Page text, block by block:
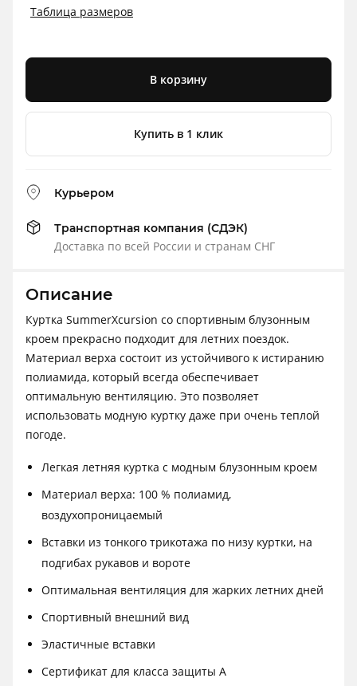
Таблица размеров
В корзину
Купить в 1 клик
Курьером
Транспортная компания (СДЭК)
Доставка по всей России и странам СНГ
Описание
Куртка SummerXcursion со спортивным блузонным
кроем прекрасно подходит для летних поездок.
Материал верха состоит из устойчивого к истиранию
полиамида, который всегда обеспечивает
оптимальную вентиляцию. Это позволяет
использовать модную куртку даже при очень теплой
погоде.
Легкая летняя куртка с модным блузонным кроем
Материал верха: 100 % полиамид,
воздухопроницаемый
Вставки из тонкого трикотажа по низу куртки, на
подгибах рукавов и вороте
Оптимальная вентиляция для жарких летних дней
Спортивный внешний вид
Эластичные вставки
Сертификат для класса защиты A